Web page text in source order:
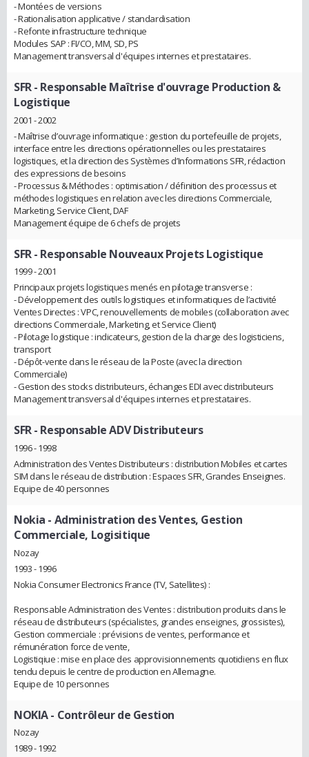
- Montées de versions
- Rationalisation applicative / standardisation
- Refonte infrastructure technique
Modules SAP : FI/CO, MM, SD, PS
Management transversal d'équipes internes et prestataires.
SFR- Responsable Maîtrise d'ouvrage Production &
Logistique
2001 - 2002
- Maîtrise d’ouvrage informatique : gestion du portefeuille de projets,
interface entre les directions opérationnelles ou les prestataires
logistiques, et la direction des Systèmes d’Informations SFR, rédaction
des expressions de besoins
- Processus & Méthodes : optimisation / définition des processus et
méthodes logistiques en relation avec les directions Commerciale,
Marketing, Service Client, DAF
Management équipe de 6 chefs de projets
SFR- Responsable Nouveaux Projets Logistique
1999 - 2001
Principaux projets logistiques menés en pilotage transverse :
- Développement des outils logistiques et informatiques de l’activité
Ventes Directes : VPC, renouvellements de mobiles (collaboration avec
directions Commerciale, Marketing, et Service Client)
- Pilotage logistique : indicateurs, gestion de la charge des logisticiens,
transport
- Dépôt-vente dans le réseau de la Poste (avec la direction
Commerciale)
- Gestion des stocks distributeurs, échanges EDI avec distributeurs
Management transversal d'équipes internes et prestataires.
SFR- Responsable ADV Distributeurs
1996 - 1998
Administration des Ventes Distributeurs : distribution Mobiles et cartes
SIM dans le réseau de distribution : Espaces SFR, Grandes Enseignes.
Equipe de 40 personnes
Nokia - Administration des Ventes, Gestion
Commerciale, Logisitique
Nozay
1993 - 1996
Nokia Consumer Electronics France (TV, Satellites) :
Responsable Administration des Ventes : distribution produits dans le
réseau de distributeurs (spécialistes, grandes enseignes, grossistes),
Gestion commerciale : prévisions de ventes, performance et
rémunération force de vente,
Logistiqiue : mise en place des approvisionnements quotidiens en flux
tendu depuis le centre de production en Allemagne.
Equipe de 10 personnes
NOKIA- Contrôleur de Gestion
Nozay
1989 - 1992